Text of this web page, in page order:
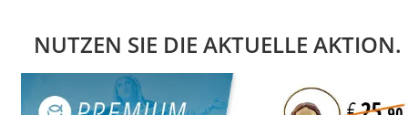
NUTZEN SIE DIE AKTUELLE AKTION.